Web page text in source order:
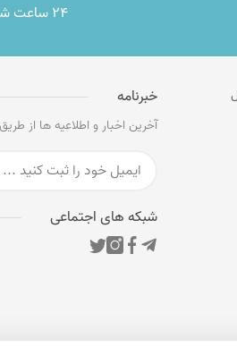
۲۴ ساعت شبانه روز و ۷ روز هفته همراه شماییم
خبرنامه
آخرین اخبار و اطلاعیه ها از
شبکه های اجتماعی